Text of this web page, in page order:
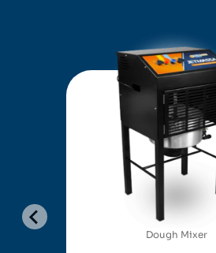
Dough Mixer